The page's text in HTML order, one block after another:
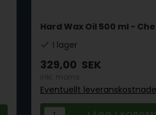
Hard Wax Oil 500 ml -
I lager
329,00 SEK
Eventuellt